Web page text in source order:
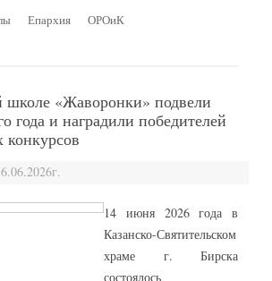
Епархия ОРОиК
школе «Жаворонки» подвели
года и наградили победителей
конкурсов
14 июня 2026 года в
Казанско-Святительском
храме г. Бирска
состоялось